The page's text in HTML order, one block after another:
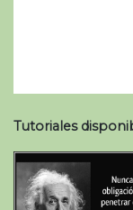
Tutoriales